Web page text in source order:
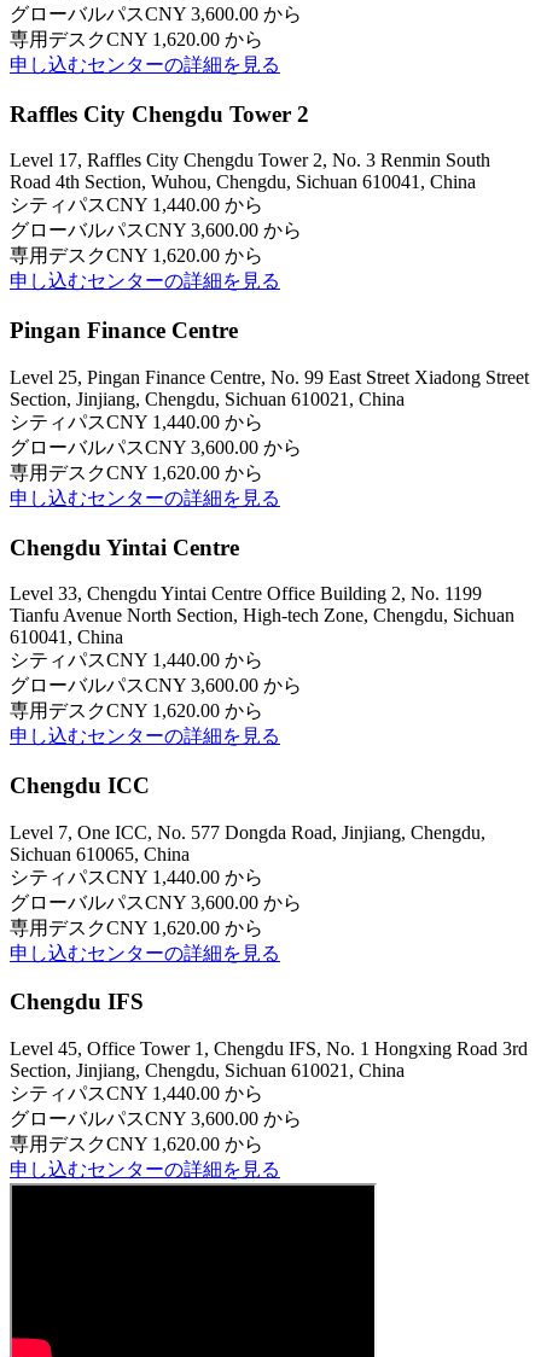
グローバルパスCNY 3,600.00 から
専用デスクCNY 1,620.00 から
申し込むセンターの詳細を見る
Raffles City Chengdu Tower 2
Level 17, Raffles City Chengdu Tower 2, No. 3 Renmin South
Road 4th Section, Wuhou, Chengdu, Sichuan 610041, China
シティパスCNY 1,440.00 から
グローバルパスCNY 3,600.00 から
専用デスクCNY 1,620.00 から
申し込むセンターの詳細を見る
Pingan Finance Centre
Level 25, Pingan Finance Centre, No. 99 East Street Xiadong Street
Section, Jinjiang, Chengdu, Sichuan 610021, China
シティパスCNY 1,440.00 から
グローバルパスCNY 3,600.00 から
専用デスクCNY 1,620.00 から
申し込むセンターの詳細を見る
Chengdu Yintai Centre
Level 33, Chengdu Yintai Centre Office Building 2, No. 1199
Tianfu Avenue North Section, High-tech Zone, Chengdu, Sichuan
610041, China
シティパスCNY 1,440.00 から
グローバルパスCNY 3,600.00 から
専用デスクCNY 1,620.00 から
申し込むセンターの詳細を見る
Chengdu ICC
Level 7, One ICC, No. 577 Dongda Road, Jinjiang, Chengdu,
Sichuan 610065, China
シティパスCNY 1,440.00 から
グローバルパスCNY 3,600.00 から
専用デスクCNY 1,620.00 から
申し込むセンターの詳細を見る
Chengdu IFS
Level 45, Office Tower 1, Chengdu IFS, No. 1 Hongxing Road 3rd
Section, Jinjiang, Chengdu, Sichuan 610021, China
シティパスCNY 1,440.00 から
グローバルパスCNY 3,600.00 から
専用デスクCNY 1,620.00 から
申し込むセンターの詳細を見る